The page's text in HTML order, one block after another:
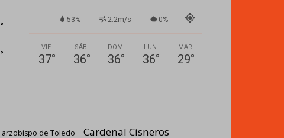
°
°
53% 2.2m/s 0%
VIE
37°
SÁB
36°
DOM
36°
LUN
36°
MAR
29°
arzobispo de Toledo Cardenal Cisneros